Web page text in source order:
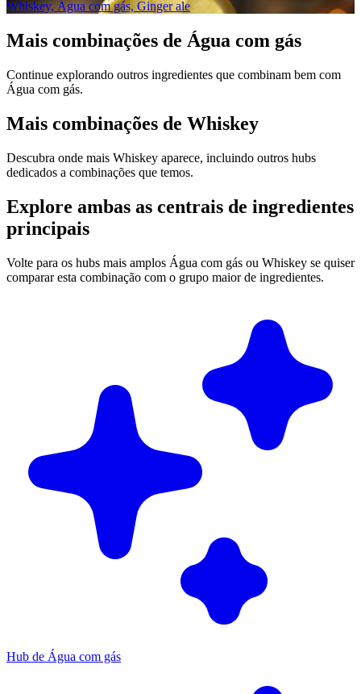
Whiskey, Água com gás, Ginger ale
Mais combinações de Água com gás
Continue explorando outros ingredientes que combinam bem com
Água com gás.
Mais combinações de Whiskey
Descubra onde mais Whiskey aparece, incluindo outros hubs
dedicados a combinações que temos.
Explore ambas as centrais de ingredientes
principais
Volte para os hubs mais amplos Água com gás ou Whiskey se quiser
comparar esta combinação com o grupo maior de ingredientes.
Hub de Água com gás